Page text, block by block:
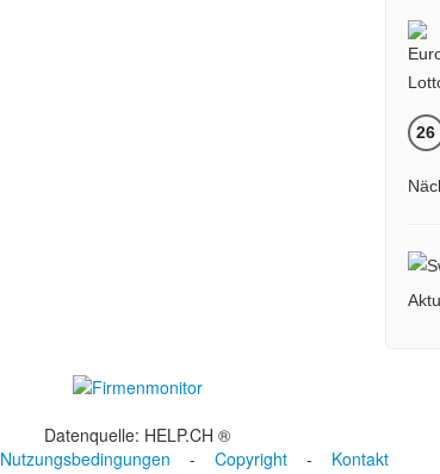
26
Datenquelle: HELP.CH ®
Nutzungsbedingungen - Copyright- Kontakt